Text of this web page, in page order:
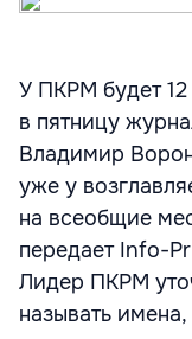
У ПКРМ будет 12
в пятницу
Владимир
уже у
на всеобщие
передает Info-
Лидер ПКРМ
называть